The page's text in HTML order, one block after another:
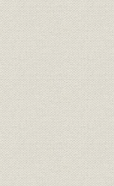
表22 岩手県九戸
表23 ロータリー
表24 弧光式電気
表25 分塊圧延機(
表26 熱間帯鋼圧
表27 みがき帯鋼